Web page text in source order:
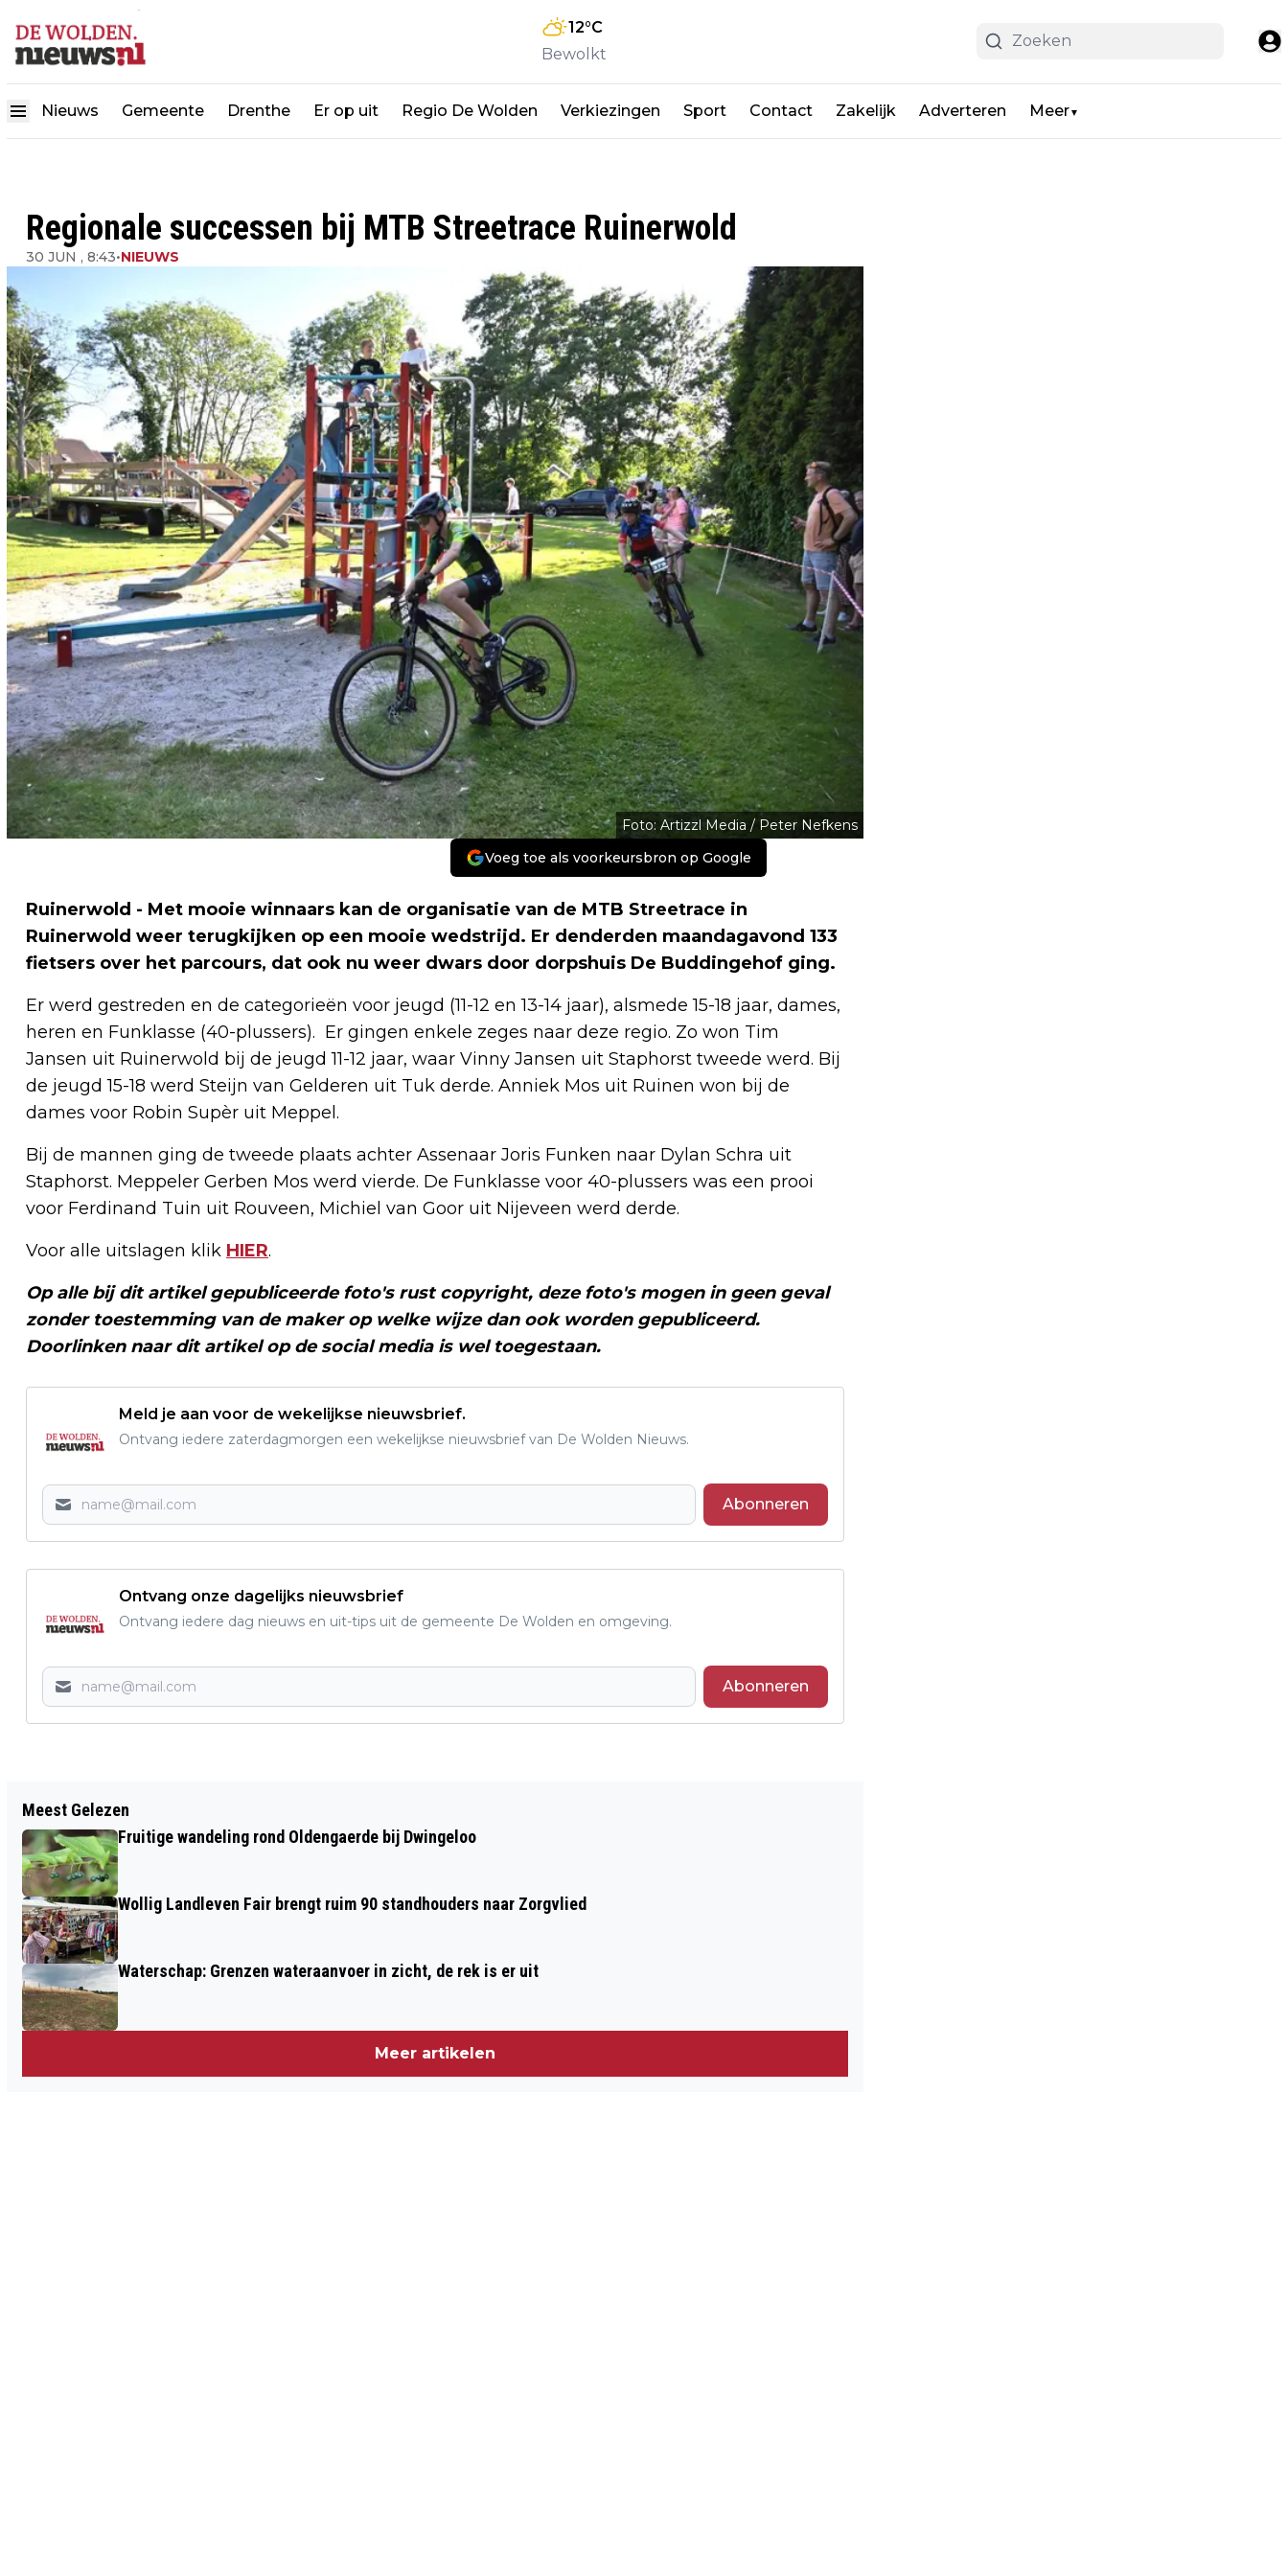
12°C
Bewolkt
Nieuws Gemeente Drenthe Er op uit Regio De Wolden Verkiezingen Sport Contact Zakelijk Adverteren Meer▼
Regionale successen bij MTB Streetrace Ruinerwold
30 JUN , 8:43•NIEUWS
Foto: Artizzl Media / Peter Nefkens
Voeg toe als voorkeursbron op Google
Ruinerwold - Met mooie winnaars kan de organisatie van de MTB Streetrace in
Ruinerwold weer terugkijken op een mooie wedstrijd. Er denderden maandagavond 133
fietsers over het parcours, dat ook nu weer dwars door dorpshuis De Buddingehof ging.
Er werd gestreden en de categorieën voor jeugd (11-12 en 13-14 jaar), alsmede 15-18 jaar, dames,
heren en Funklasse (40-plussers). Er gingen enkele zeges naar deze regio. Zo won Tim
Jansen uit Ruinerwold bij de jeugd 11-12 jaar, waar Vinny Jansen uit Staphorst tweede werd. Bij
de jeugd 15-18 werd Steijn van Gelderen uit Tuk derde. Anniek Mos uit Ruinen won bij de
dames voor Robin Supèr uit Meppel.
Bij de mannen ging de tweede plaats achter Assenaar Joris Funken naar Dylan Schra uit
Staphorst. Meppeler Gerben Mos werd vierde. De Funklasse voor 40-plussers was een prooi
voor Ferdinand Tuin uit Rouveen, Michiel van Goor uit Nijeveen werd derde.
Voor alle uitslagen klik HIER.
Op alle bij dit artikel gepubliceerde foto's rust copyright, deze foto's mogen in geen geval
zonder toestemming van de maker op welke wijze dan ook worden gepubliceerd.
Doorlinken naar dit artikel op de social media is wel toegestaan.
Meld je aan voor de wekelijkse nieuwsbrief.
Ontvang iedere zaterdagmorgen een wekelijkse nieuwsbrief van De Wolden Nieuws.
Abonneren
Ontvang onze dagelijks nieuwsbrief
Ontvang iedere dag nieuws en uit-tips uit de gemeente De Wolden en omgeving.
Abonneren
DE KUNST OM SCHADUWEN TE
SCHILDEREN, BIJZONDERE EXPOSITIE
WERK VAN FREEK WEIJS
INWONERS AAN HET DENKEN OVER
Meest Gelezen
Fruitige wandeling rond Oldengaerde bij Dwingeloo
Wollig Landleven Fair brengt ruim 90 standhouders naar Zorgvlied
Waterschap: Grenzen wateraanvoer in zicht, de rek is er uit
Meer artikelen